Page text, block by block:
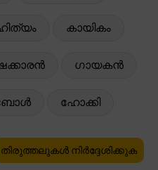
കായികം
ഗായകൻ
ഹോക്കി
തിരുത്തലുകൾ നിർദ്ദേശിക്കുക